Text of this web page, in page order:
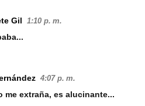
Gil 1:10 p. m.
4:07 p. m.
me extraña, es alucinante...